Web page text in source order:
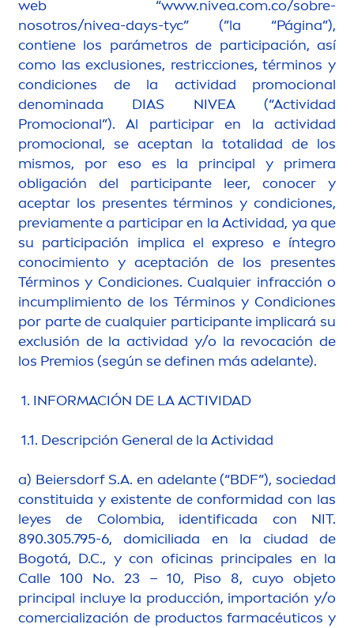
web “www.nivea.com.co/sobre-
nosotros/nivea-days-tyc” (”la “Página”),
contiene los parámetros de participación, así
como las exclusiones, restricciones, términos y
condiciones de la actividad promocional
denominada DIAS NIVEA(“Actividad
Promocional”). Al participar en la actividad
promocional, se aceptan la totalidad de los
mismos, por eso es la principal y primera
obligación del participante leer, conocer y
aceptar los presentes términos y condiciones,
previamente a participar en la Actividad, ya que
su participación implica el expreso e íntegro
conocimiento y aceptación de los presentes
Términos y Condiciones. Cualquier infracción o
incumplimiento de los Términos y Condiciones
por parte de cualquier participante implicará su
exclusión de la actividad y/o la revocación de
los Premios (según se definen más adelante).
1. INFORMACIÓN DE LA ACTIVIDAD
1.1. Descripción General de la Actividad
a) Beiersdorf S.A. en adelante (“BDF”), sociedad
constituida y existente de conformidad con las
leyes de Colombia, identificada con NIT.
890.305.795-6, domiciliada en la ciudad de
Bogotá, D.C., y con oficinas principales en la
Calle 100 No. 23 – 10, Piso 8, cuyo objeto
principal incluye la producción, importación y/o
comercialización de productos farmacéuticos y